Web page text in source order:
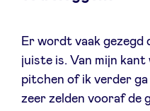
Er wordt vaak gezegd
juiste is. Van mijn
pitchen of ik verder ga
zeer zelden vooraf de